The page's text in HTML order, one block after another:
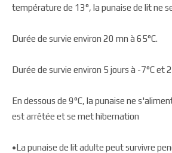
température de 13°, la punaise de lit ne
Durée de survie environ 20 mn à 65°C.
Durée de survie environ 5 jours à -7°C et
En dessous de 9°C, la punaise ne
est arrêtée et se met hibernation
•La punaise de lit adulte peut survivre